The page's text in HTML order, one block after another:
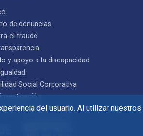
del usuario. Al utilizar
de denuncias
el fraude
y apoyo a la discapacidad
Social Corporativa
rendición de cuentas